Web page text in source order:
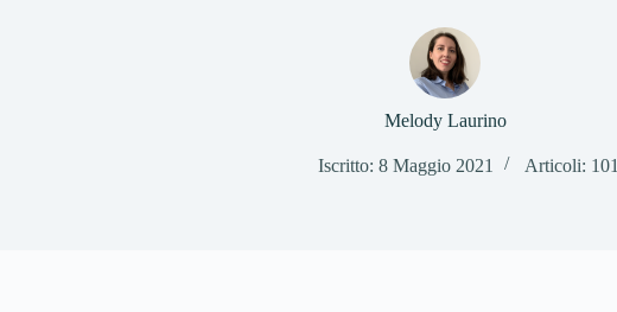
Melody Laurino
Iscritto: 8 Maggio 2021 Articoli: 101